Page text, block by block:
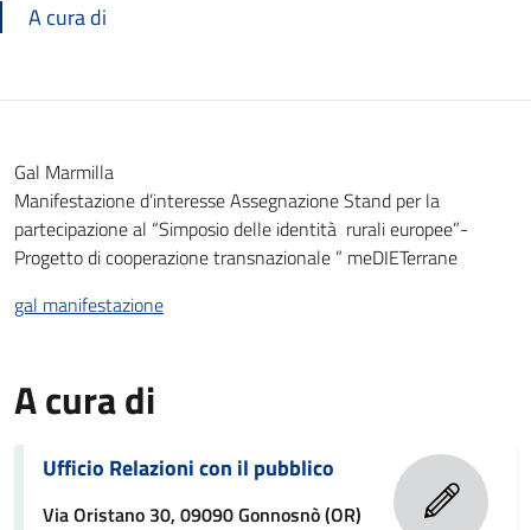
A cura di
Gal Marmilla
Manifestazione d’interesse Assegnazione Stand per la
partecipazione al “Simposio delle identità rurali europee”-
Progetto di cooperazione transnazionale ” meDIETerrane
gal manifestazione
A cura di
Ufficio Relazioni con il pubblico
Via Oristano 30, 09090 Gonnosnò (OR)